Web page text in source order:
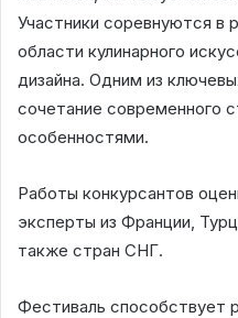
Участники соревнуются в
области кулинарного
дизайна. Одним из
сочетание современного
особенностями.
Работы конкурсантов
эксперты из Франции,
также стран СНГ.
Фестиваль способствует